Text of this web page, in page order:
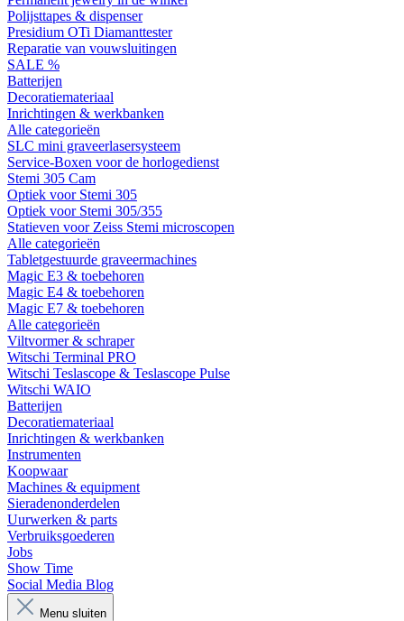
Polijsttapes & dispenser
Presidium OTi Diamanttester
Reparatie van vouwsluitingen
SALE %
Batterijen
Decoratiemateriaal
Inrichtingen & werkbanken
Alle categorieën
SLC mini graveerlasersysteem
Service-Boxen voor de horlogedienst
Stemi 305 Cam
Optiek voor Stemi 305
Optiek voor Stemi 305/355
Statieven voor Zeiss Stemi microscopen
Alle categorieën
Tabletgestuurde graveermachines
Magic E3 & toebehoren
Magic E4 & toebehoren
Magic E7 & toebehoren
Alle categorieën
Viltvormer & schraper
Witschi Terminal PRO
Witschi Teslascope & Teslascope Pulse
Witschi WAIO
Batterijen
Decoratiemateriaal
Inrichtingen & werkbanken
Instrumenten
Koopwaar
Machines & equipment
Sieradenonderdelen
Uurwerken & parts
Verbruiksgoederen
Jobs
Show Time
Social Media Blog
Menu sluiten